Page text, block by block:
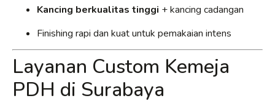
Kancing berkualitas tinggi + kancing cadangan
Finishing rapi dan kuat untuk pemakaian intens
Layanan Custom Kemeja
PDH di Surabaya